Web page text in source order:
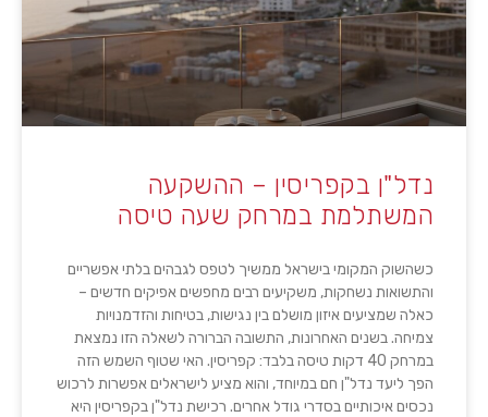
נדל"ן בקפריסין – ההשקעה
המשתלמת במרחק שעה טיסה
כשהשוק המקומי בישראל ממשיך לטפס לגבהים בלתי אפשריים
והתשואות נשחקות, משקיעים רבים מחפשים אפיקים חדשים –
כאלה שמציעים איזון מושלם בין נגישות, בטיחות והזדמנויות
צמיחה. בשנים האחרונות, התשובה הברורה לשאלה הזו נמצאת
במרחק 40 דקות טיסה בלבד: קפריסין. האי שטוף השמש הזה
הפך ליעד נדל"ן חם במיוחד, והוא מציע לישראלים אפשרות לרכוש
נכסים איכותיים בסדרי גודל אחרים. רכישת נדל"ן בקפריסין היא